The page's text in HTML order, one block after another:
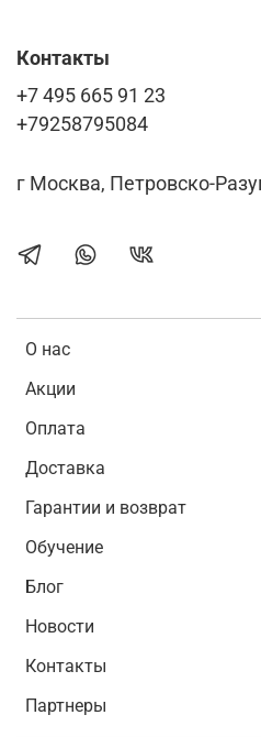
О нас
Акции
Оплата
Доставка
Гарантии и возврат
Обучение
Блог
Новости
Контакты
Партнеры
Контакты
+7 495 665 91 23
+79258795084
г Москва, Петровско-